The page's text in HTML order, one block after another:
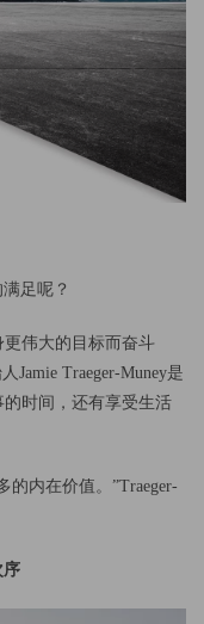
足呢？
伟大的目标而奋斗
Jamie Traeger-Muney是
时间，还有享受生活
的内在价值。”Traeger-
序